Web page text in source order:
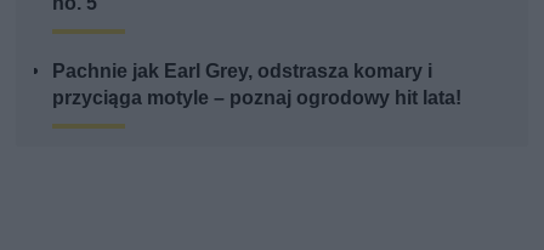
Pachnie jak Earl Grey, odstrasza komary i
przyciąga motyle – poznaj ogrodowy hit lata!